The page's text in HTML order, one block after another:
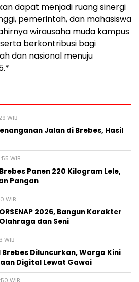
dapat menjadi ruang sinergi
pemerintah, dan mahasiswa
wirausaha muda kampus
berkontribusi bagi
dan nasional menuju
WIB
Jalan di Brebes, Hasil
WIB
Panen 220 Kilogram Lele,
Pangan
WIB
2026, Bangun Karakter
dan Seni
WIB
Diluncurkan, Warga Kini
Digital Lewat Gawai
WIB